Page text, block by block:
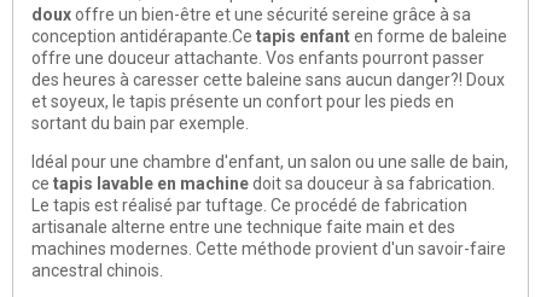
douxoffre un bien-être et une sécurité sereine grâce à sa
conception antidérapante.Ce tapis enfanten forme de baleine
offre une douceur attachante. Vos enfants pourront passer
des heures à caresser cette baleine sans aucun danger?! Doux
et soyeux, le tapis présente un confort pour les pieds en
sortant du bain par exemple.
Idéal pour une chambre d'enfant, un salon ou une salle de bain,
ce tapis lavable en machinedoit sa douceur à sa fabrication.
Le tapis est réalisé par tuftage. Ce procédé de fabrication
artisanale alterne entre une technique faite main et des
machines modernes. Cette méthode provient d'un savoir-faire
ancestral chinois.